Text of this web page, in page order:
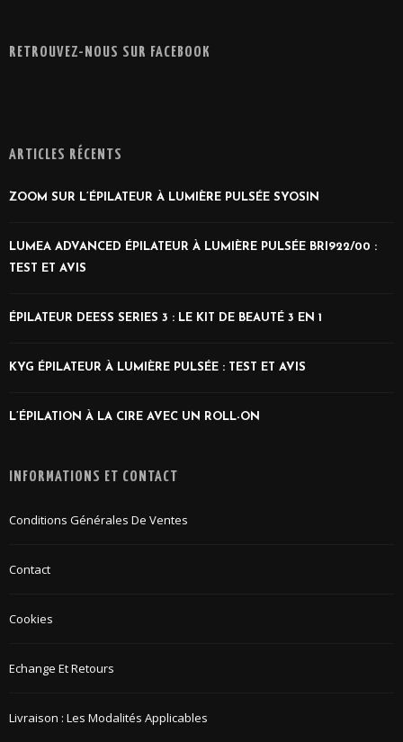
RETROUVEZ-NOUS SUR FACEBOOK
ARTICLES RÉCENTS
ZOOM SUR L’ÉPILATEUR À LUMIÈRE PULSÉE SYOSIN
LUMEA ADVANCED ÉPILATEUR À LUMIÈRE PULSÉE BRI922/00 :
TEST ET AVIS
ÉPILATEUR DEESS SERIES 3 : LE KIT DE BEAUTÉ 3 EN 1
KYG ÉPILATEUR À LUMIÈRE PULSÉE : TEST ET AVIS
L’ÉPILATION À LA CIRE AVEC UN ROLL-ON
INFORMATIONS ET CONTACT
Conditions Générales De Ventes
Contact
Cookies
Echange Et Retours
Livraison : Les Modalités Applicables